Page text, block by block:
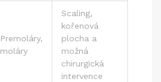
Premoláry,
moláry
Scaling,
kořenová
plocha a
možná
chirurgická
intervence